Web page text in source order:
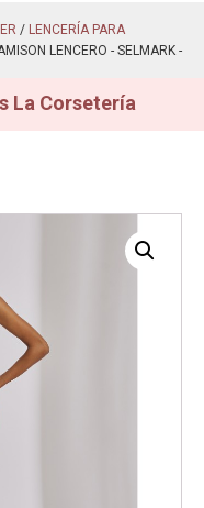
/ LENCERÍA PARA
LENCERO - SELMARK -
La Corsetería